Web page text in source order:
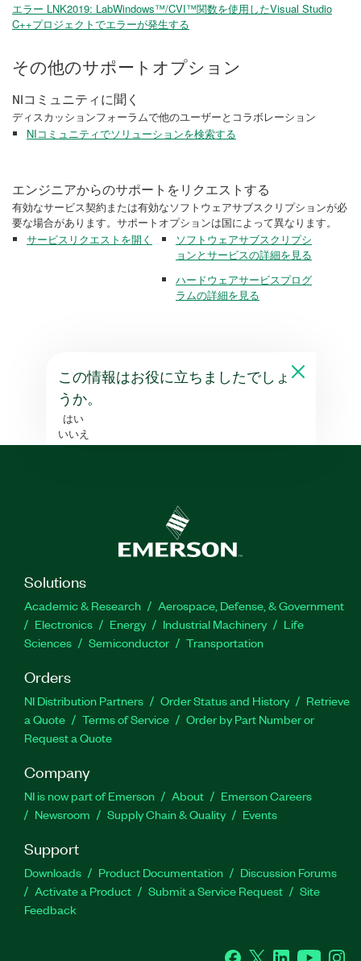
エラー LNK2019: LabWindows™/CVI™関数を使用したVisual Studio
C++プロジェクトでエラーが発生する
その他のサポートオプション
NIコミュニティに聞く
ディスカッションフォーラムで他のユーザーとコラボレーション
NIコミュニティでソリューションを検索する
エンジニアからのサポートをリクエストする
有効なサービス契約または有効なソフトウェアサブスクリプションが必
要な場合があります。サポートオプションは国によって異なります。
サービスリクエストを開く
ソフトウェアサブスクリプシ
ョンとサービスの詳細を見る
ハードウェアサービスプログ
ラムの詳細を見る
この情報はお役に立ちましたでしょ
うか。
はい
いいえ
Solutions
Academic & Research
Aerospace, Defense, & Government
Electronics
Energy Industrial Machinery
Life
Sciences
Semiconductor Transportation
Orders
NI Distribution Partners Order Status and History
Retrieve
a Quote
Terms of Service
Order by Part Number or
Request a Quote
Company
NI is now part of Emerson About
Emerson Careers
Newsroom
Supply Chain & Quality Events
Support
Downloads Product Documentation
Discussion Forums
Activate a Product
Submit a Service Request
Site
Feedback
Facebook
Twitter LinkedInYouTube